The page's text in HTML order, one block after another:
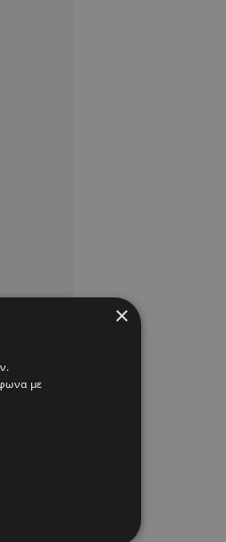
×
με